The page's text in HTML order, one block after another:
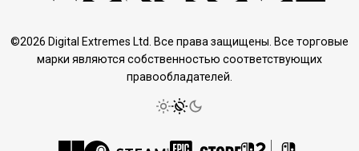
©2026 Digital Extremes Ltd. Все права защищены. Все торговые
марки являются собственностью соответствующих
правообладателей.